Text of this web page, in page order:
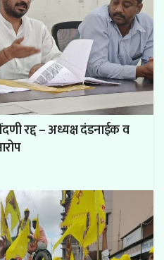
रद्द – अध्यक्ष दंडनाईक व